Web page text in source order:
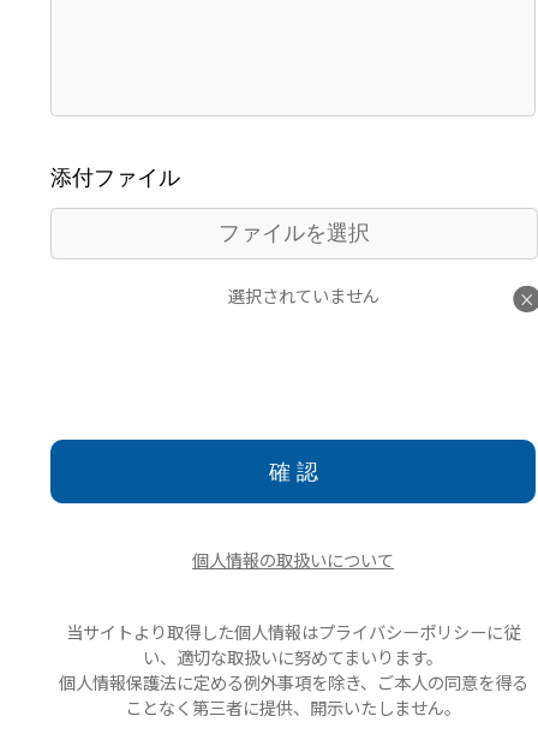
添付ファイル
ファイルを選択
選択されていません ×
個人情報の取扱いについて
当サイトより取得した個人情報はプライバシーポリシーに従
い、適切な取扱いに努めてまいります。
個人情報保護法に定める例外事項を除き、ご本人の同意を得る
ことなく第三者に提供、開示いたしません。